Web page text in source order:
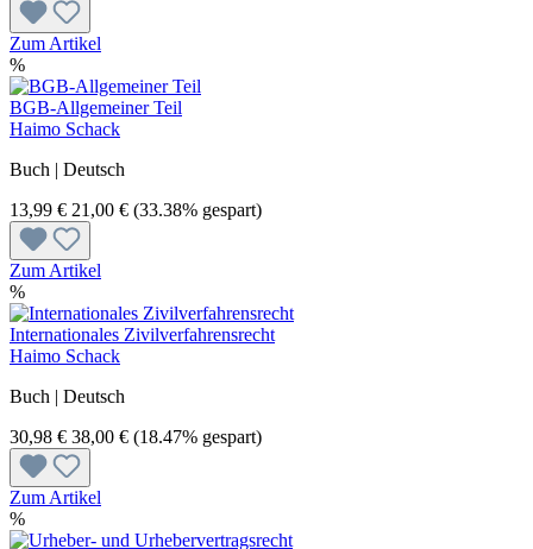
Zum Artikel
%
BGB-Allgemeiner Teil
Haimo Schack
Buch | Deutsch
13,99 € 21,00 € (33.38% gespart)
Zum Artikel
%
Internationales Zivilverfahrensrecht
Haimo Schack
Buch | Deutsch
30,98 € 38,00 € (18.47% gespart)
Zum Artikel
%